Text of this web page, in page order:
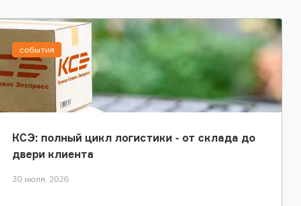
КСЭ: полный цикл логистики - от склада до
двери клиента
30 июля, 2026
события